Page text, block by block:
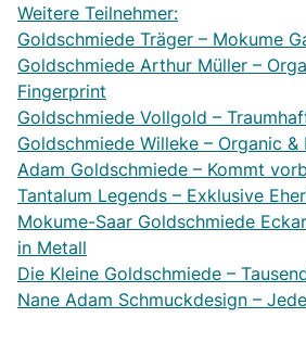
Weitere Teilnehmer:
Goldschmiede Träger – Mokume
Goldschmiede Arthur Müller –
Fingerprint
Goldschmiede Vollgold –
Goldschmiede Willeke – Organic &
Adam Goldschmiede – Kommt
Tantalum Legends – Exklusive
Mokume-Saar Goldschmiede
in Metall
Die Kleine Goldschmiede –
Nane Adam Schmuckdesign –